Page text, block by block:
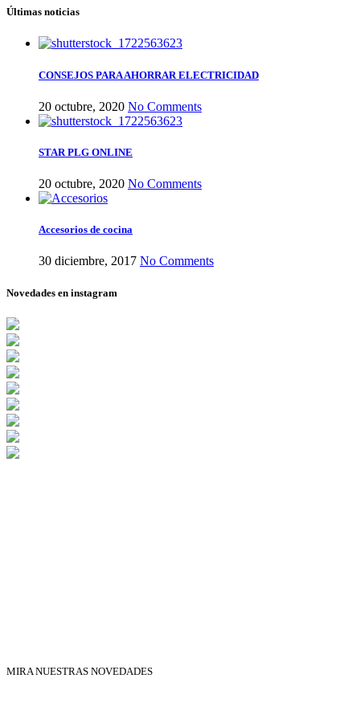
Últimas noticias
CONSEJOS PARA AHORRAR ELECTRICIDAD
20 octubre, 2020 No Comments
STAR PLG ONLINE
20 octubre, 2020 No Comments
Accesorios de cocina
30 diciembre, 2017 No Comments
Novedades en instagram
MIRA NUESTRAS NOVEDADES